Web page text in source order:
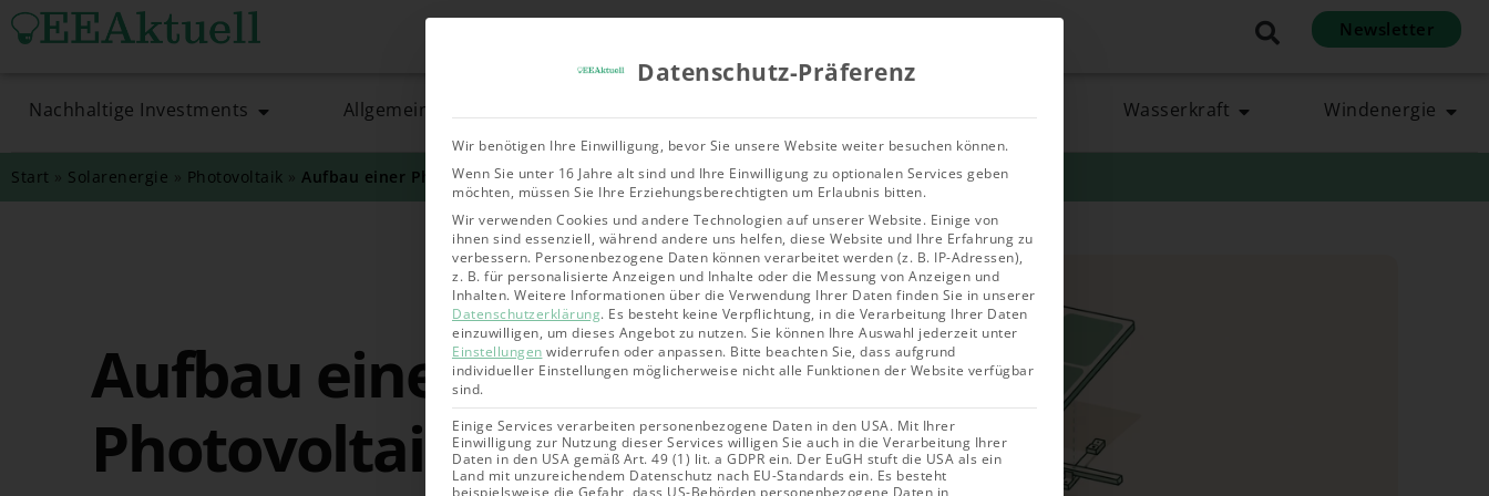
Newsletter
Nachhaltige Investments Allgemein Wasserkraft Windenergie
Start » Solarenergie » Photovoltaik » Aufbau einer Photovoltaikanlage: Alle Komponenten einzeln erklärt
Aufbau einer
Photovoltaikanlage:
Datenschutz-Präferenz
Wir benötigen Ihre Einwilligung, bevor Sie unsere Website weiter besuchen können.
Wenn Sie unter 16 Jahre alt sind und Ihre Einwilligung zu optionalen Services geben
möchten, müssen Sie Ihre Erziehungsberechtigten um Erlaubnis bitten.
Wir verwenden Cookies und andere Technologien auf unserer Website. Einige von
ihnen sind essenziell, während andere uns helfen, diese Website und Ihre Erfahrung zu
verbessern. Personenbezogene Daten können verarbeitet werden (z. B. IP-Adressen),
z. B. für personalisierte Anzeigen und Inhalte oder die Messung von Anzeigen und
Inhalten. Weitere Informationen über die Verwendung Ihrer Daten finden Sie in unserer
Datenschutzerklärung. Es besteht keine Verpflichtung, in die Verarbeitung Ihrer Daten
einzuwilligen, um dieses Angebot zu nutzen. Sie können Ihre Auswahl jederzeit unter
Einstellungen widerrufen oder anpassen. Bitte beachten Sie, dass aufgrund
individueller Einstellungen möglicherweise nicht alle Funktionen der Website verfügbar
sind.
Einige Services verarbeiten personenbezogene Daten in den USA. Mit Ihrer
Einwilligung zur Nutzung dieser Services willigen Sie auch in die Verarbeitung Ihrer
Daten in den USA gemäß Art. 49 (1) lit. a GDPR ein. Der EuGH stuft die USA als ein
Land mit unzureichendem Datenschutz nach EU-Standards ein. Es besteht
beispielsweise die Gefahr, dass US-Behörden personenbezogene Daten in